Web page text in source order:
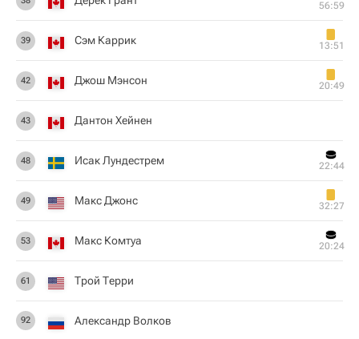
56:59
39 Сэм Каррик 13:51
42 Джош Мэнсон 20:49
43 Дантон Хейнен
48 Исак Лундестрем 22:44
49 Макс Джонс 32:27
53 Макс Комтуа 20:24
61 Трой Терри
92 Александр Волков